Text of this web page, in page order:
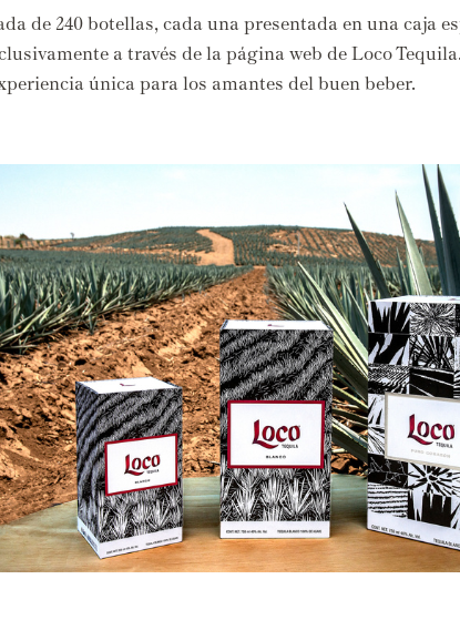
de 240 botellas, cada una presentada en una caja
a través de la página web de Loco Tequila.
única para los amantes del buen beber.